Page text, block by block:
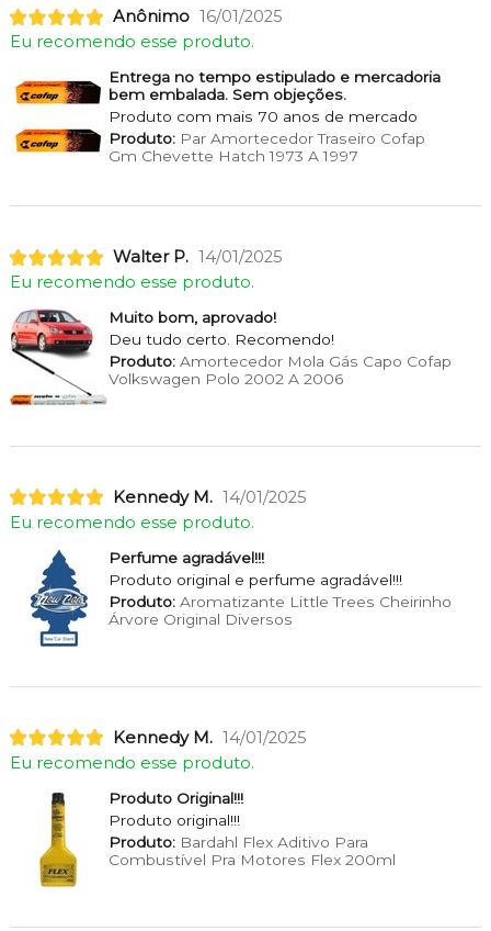
Anônimo 16/01/2025
Eu recomendo esse produto.
Entrega no tempo estipulado e mercadoria
bem embalada. Sem objeções.
Produto com mais 70 anos de mercado
Produto:Par Amortecedor Traseiro Cofap
Gm Chevette Hatch 1973 A 1997
Walter P. 14/01/2025
Eu recomendo esse produto.
Muito bom, aprovado!
Deu tudo certo. Recomendo!
Produto:Amortecedor Mola Gás Capo Cofap
Volkswagen Polo 2002 A 2006
Kennedy M. 14/01/2025
Eu recomendo esse produto.
Perfume agradável!!!
Produto original e perfume agradável!!!
Produto:Aromatizante Little Trees Cheirinho
Árvore Original Diversos
Kennedy M. 14/01/2025
Eu recomendo esse produto.
Produto Original!!!
Produto original!!!
Produto:Bardahl Flex Aditivo Para
Combustível Pra Motores Flex 200ml